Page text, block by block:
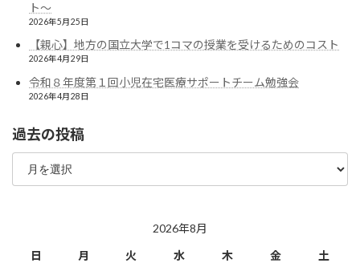
ト〜
2026年5月25日
【親心】地方の国立大学で1コマの授業を受けるためのコスト
2026年4月29日
令和８年度第１回小児在宅医療サポートチーム勉強会
2026年4月28日
過去の投稿
過
の
2026年8月
日
月 火 水 木 金
土